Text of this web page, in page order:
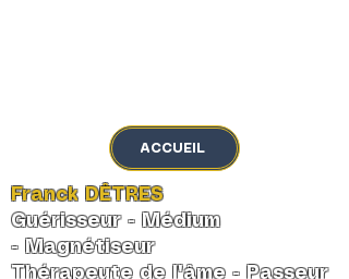
ACCUEIL
Franck DÊTRES
Guérisseur - Médium
- Magnétiseur
Thérapeute de l'âme - Passeur